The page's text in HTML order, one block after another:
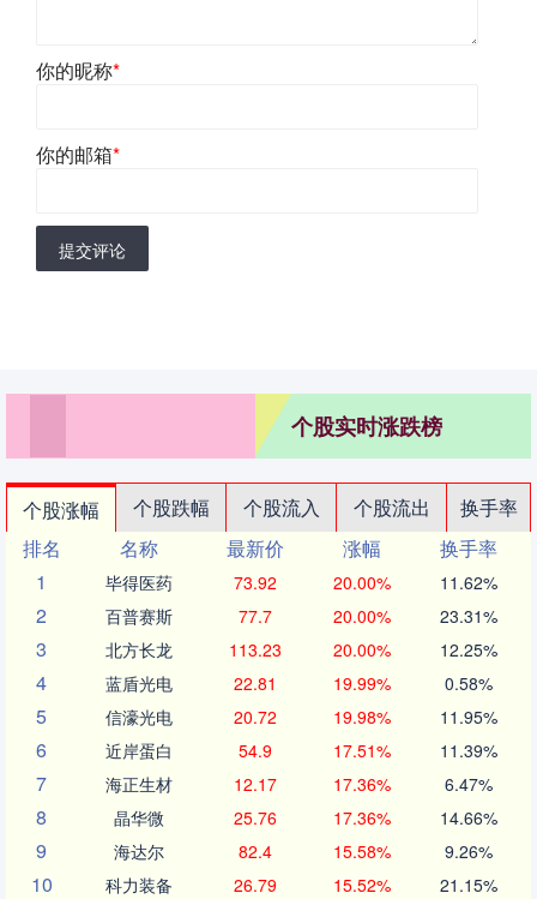
你的昵称*
你的邮箱*
提交评论
个股实时涨跌榜
个股涨幅 个股跌幅 个股流入 个股流出
换手率
排名
名称 最新价 涨幅
换手率
1
毕得医药 73.92 20.00% 11.62%
2 百普赛斯 77.7 20.00% 23.31%
3 北方长龙 113.23 20.00% 12.25%
4 蓝盾光电 22.81 19.99% 0.58%
5 信濠光电 20.72 19.98% 11.95%
6 近岸蛋白 54.9 17.51% 11.39%
7 海正生材 12.17 17.36% 6.47%
8 晶华微 25.76 17.36% 14.66%
9 海达尔 82.4 15.58% 9.26%
10 科力装备 26.79 15.52% 21.15%